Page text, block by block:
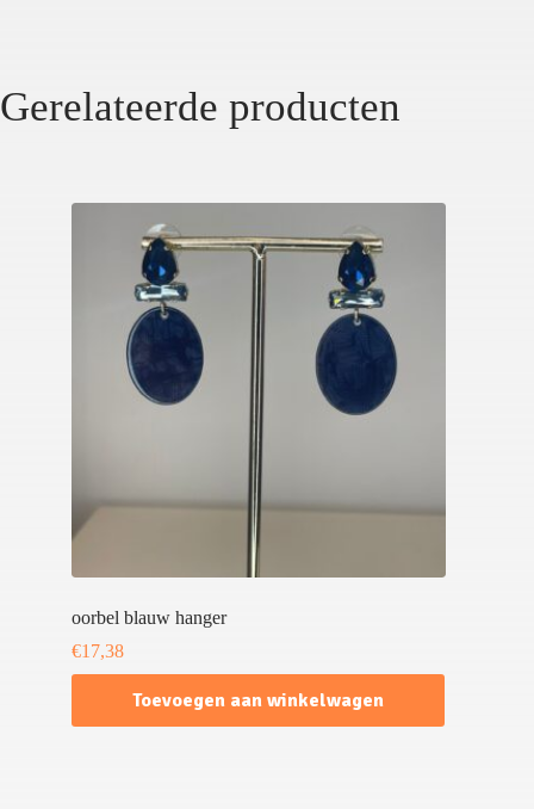
Gerelateerde producten
oorbel blauw hanger
€17,38
Toevoegen aan winkelwagen